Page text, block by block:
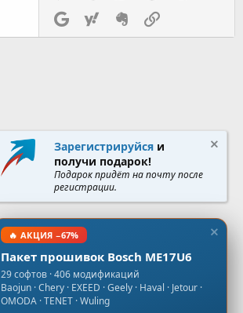
Google Yahoo Evernote
Зарегистрируйся и
получи подарок!
Подарок придёт на почту после
регистрации.
🔥 АКЦИЯ −67%
Пакет прошивок Bosch ME17U6
29 софтов · 406 модификаций
Baojun · Chery · EXEED · Geely · Haval · Jetour ·
OMODA · TENET · Wuling